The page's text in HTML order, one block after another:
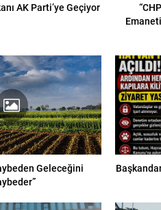
AK Parti’ye Geçiyor
Geleceğini